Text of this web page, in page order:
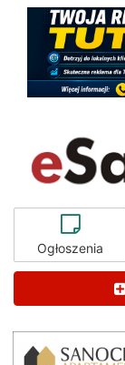
Ogłoszenia